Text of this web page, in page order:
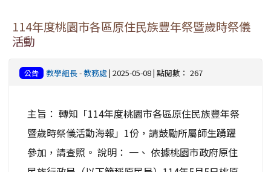
114年度桃園市各區原住民族豐年祭暨歲時祭儀
活動
公告 教學組長-教務處 | 2025-05-08 | 點閱數： 267
主旨： 轉知「114年度桃園市各區原住民族豐年祭
暨歲時祭儀活動海報」1份，請鼓勵所屬師生踴躍
參加，請查照。 說明： 一、 依據桃園市政府原住